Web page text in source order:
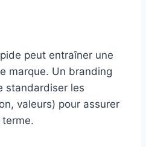
peut entraîner une
marque. Un branding
standardiser les
valeurs) pour assurer